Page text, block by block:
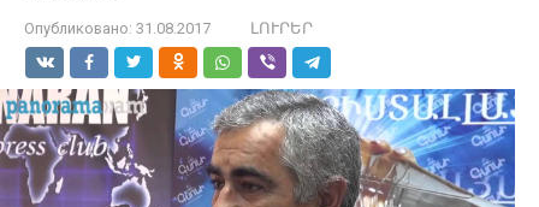
Опубликовано: 31.08.2017 ԼՈՒՐԵՐ